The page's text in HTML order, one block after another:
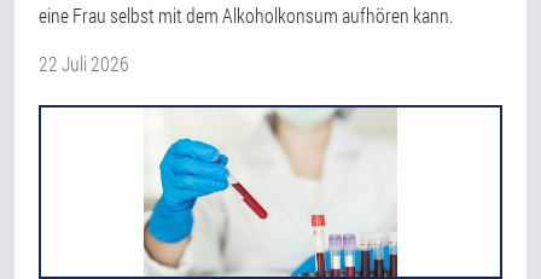
eine Frau selbst mit dem Alkoholkonsum aufhören kann.
22 Juli 2026